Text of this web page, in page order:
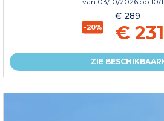
-20%
€ 289
€
ZIE